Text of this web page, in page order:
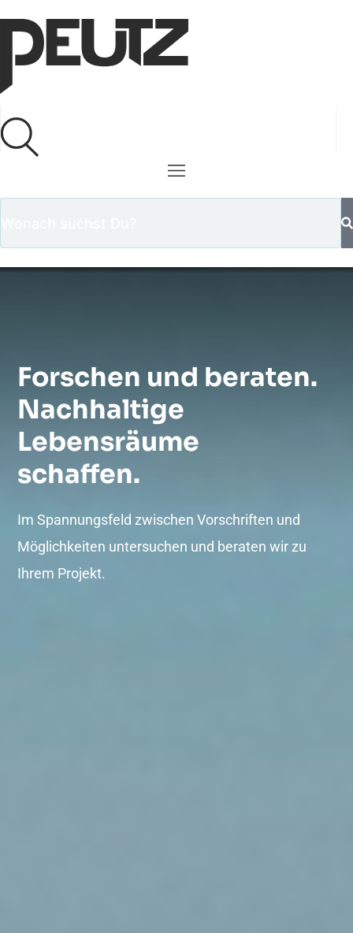
Forschen und beraten.
Nachhaltige
Lebensräume
schaffen.
Im Spannungsfeld zwischen Vorschriften und
Möglichkeiten untersuchen und beraten wir zu
Ihrem Projekt.